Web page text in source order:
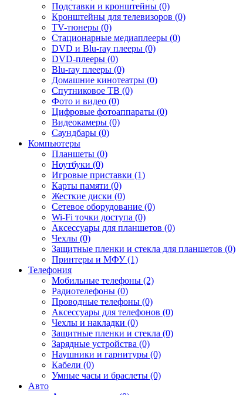
Подставки и кронштейны (0)
Кронштейны для телевизоров (0)
TV-тюнеры (0)
Стационарные медиаплееры (0)
DVD и Blu-ray плееры (0)
DVD-плееры (0)
Blu-ray плееры (0)
Домашние кинотеатры (0)
Спутниковое ТВ (0)
Фото и видео (0)
Цифровые фотоаппараты (0)
Видеокамеры (0)
Саундбары (0)
Компьютеры
Планшеты (0)
Ноутбуки (0)
Игровые приставки (1)
Карты памяти (0)
Жесткие диски (0)
Сетевое оборудование (0)
Wi-Fi точки доступа (0)
Аксессуары для планшетов (0)
Чехлы (0)
Защитные пленки и стекла для планшетов (0)
Принтеры и МФУ (1)
Телефония
Мобильные телефоны (2)
Радиотелефоны (0)
Проводные телефоны (0)
Аксессуары для телефонов (0)
Чехлы и накладки (0)
Защитные пленки и стекла (0)
Зарядные устройства (0)
Наушники и гарнитуры (0)
Кабели (0)
Умные часы и браслеты (0)
Авто